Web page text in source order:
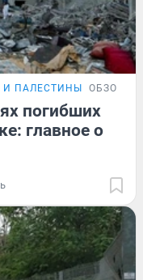
ПАЛЕСТИНЫ ОБЗОР
погибших
главное о